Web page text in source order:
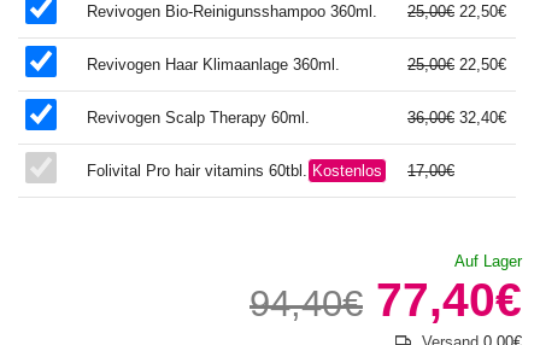
Revivogen Bio-Reinigunsshampoo 360ml. 25,00€ 22,50€
Revivogen Haar Klimaanlage 360ml. 25,00€ 22,50€
Revivogen Scalp Therapy 60ml. 36,00€ 32,40€
Folivital Pro hair vitamins 60tbl. Kostenlos 17,00€
Auf Lager
94,40€ 77,40€